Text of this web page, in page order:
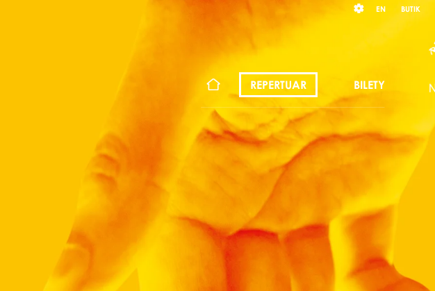
język
EN BUTIK
REPERTUAR BILETY